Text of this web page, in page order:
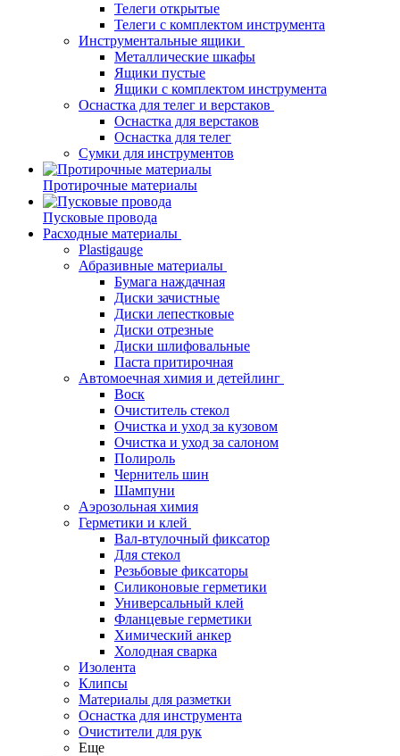
Телеги открытые
Телеги с комплектом инструмента
Инструментальные ящики
Металлические шкафы
Ящики пустые
Ящики с комплектом инструмента
Оснастка для телег и верстаков
Оснастка для верстаков
Оснастка для телег
Сумки для инструментов
Протирочные материалы
Пусковые провода
Расходные материалы
Plastigauge
Абразивные материалы
Бумага наждачная
Диски зачистные
Диски лепестковые
Диски отрезные
Диски шлифовальные
Паста притирочная
Автомоечная химия и детейлинг
Воск
Очиститель стекол
Очистка и уход за кузовом
Очистка и уход за салоном
Полироль
Чернитель шин
Шампуни
Аэрозольная химия
Герметики и клей
Вал-втулочный фиксатор
Для стекол
Резьбовые фиксаторы
Силиконовые герметики
Универсальный клей
Фланцевые герметики
Химический анкер
Холодная сварка
Изолента
Клипсы
Материалы для разметки
Оснастка для инструмента
Очистители для рук
Еще